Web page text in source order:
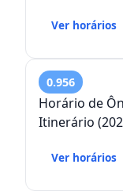
Ver horários
0.956
Horário de
Itinerário
Ver horários